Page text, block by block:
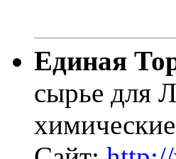
Единая
сырье для